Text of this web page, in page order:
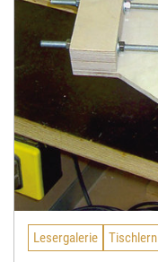
Lesergalerie Tischlern